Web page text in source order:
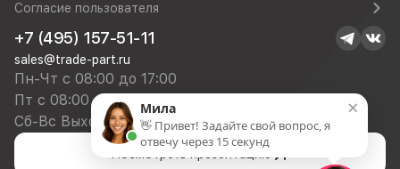
Согласие пользователя
+7 (495) 157-51-11
sales@trade-part.ru
Пн-Чт с 08:00 до 17:00
Пт с 08:00 до 16:00
Сб-Вс Выходной
×
Мила
👋 Привет! Задайте свой вопрос, я
отвечу через 15 секунд